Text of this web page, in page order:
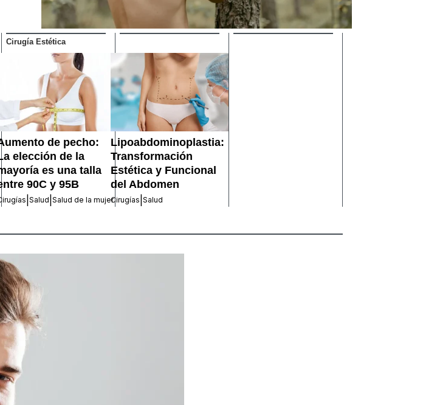
Cirugía Estética
de pecho:
elección de la
es una talla
90C y 95B
|Salud |Salud de la mujer
Lipoabdominoplastia:
Transformación
Estética y Funcional
del Abdomen
Cirugías |Salud